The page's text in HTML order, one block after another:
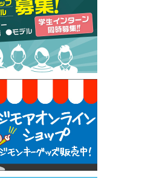
まつ毛カール 3,850円→ 2,7
ルミエール））
ス（餃子酒場たっちゃん 西